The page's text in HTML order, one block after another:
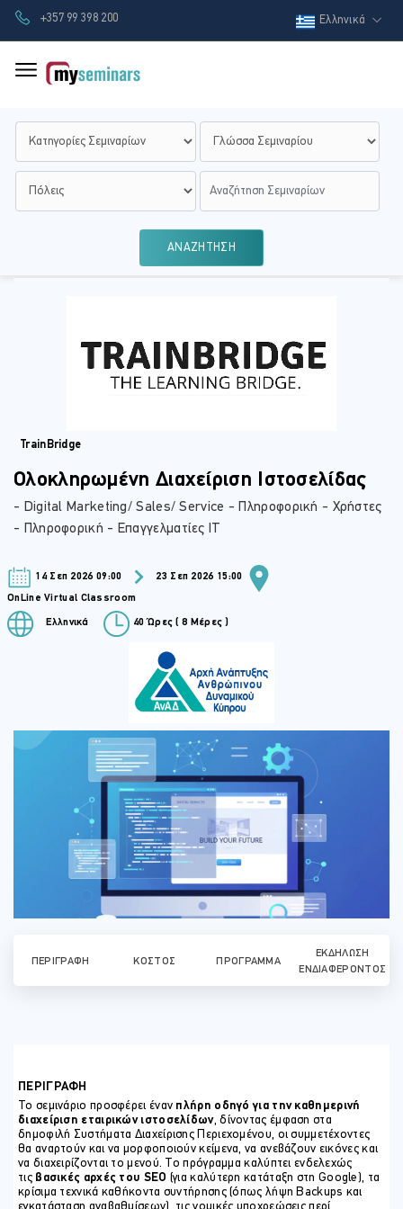
+357 99 398 200 Ελληνικά
ΑΝΑΖΗΤΗΣΗ
TrainBridge
Ολοκληρωμένη Διαχείριση Ιστοσελίδας
- Digital Marketing/ Sales/ Service - Πληροφορική - Χρήστες
- Πληροφορική - Επαγγελματίες IT
14 Σεπ 2026 09:00
23 Σεπ 2026 15:00
OnLine Virtual Classroom
Ελληνικά 40 Ώρες ( 8 Μέρες )
ΠΕΡΙΓΡΑΦΉ ΚΌΣΤΟΣ ΠΡΌΓΡΑΜΜΑ
ΕΚΔΉΛΩΣΗ
ΕΝΔΙΑΦΈΡΟΝΤΟΣ
ΠΕΡΙΓΡΑΦΗ
Το σεμινάριο προσφέρει έναν πλήρη οδηγό για την καθημερινή
διαχείριση εταιρικών ιστοσελίδων, δίνοντας έμφαση στα
δημοφιλή Συστήματα Διαχείρισης Περιεχομένου, οι συμμετέχοντες
θα αναρτούν και να μορφοποιούν κείμενα, να ανεβάζουν εικόνες και
να διαχειρίζονται το μενού. Το πρόγραμμα καλύπτει ενδελεχώς
τις βασικές αρχές του SEO (για καλύτερη κατάταξη στη Google), τα
κρίσιμα τεχνικά καθήκοντα συντήρησης (όπως λήψη Backups και